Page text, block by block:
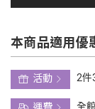
本商品適用優
活動
2